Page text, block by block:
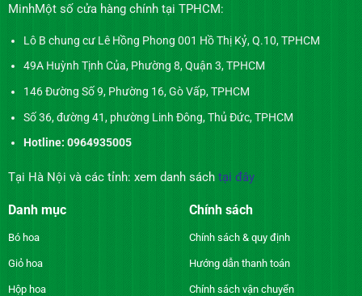
MinhMột số cửa hàng chính tại TPHCM:
Lô B chung cư Lê Hồng Phong 001 Hồ Thị Kỷ, Q.10, TPHCM
49A Huỳnh Tịnh Của, Phường 8, Quận 3, TPHCM
146 Đường Số 9, Phường 16, Gò Vấp, TPHCM
Số 36, đường 41, phường Linh Đông, Thủ Đức, TPHCM
Hotline: 0964935005
Tại Hà Nội và các tỉnh: xem danh sách tại đây
Danh mục
Bó hoa
Giỏ hoa
Hộp hoa
Chính sách
Chính sách & quy định
Hướng dẫn thanh toán
Chính sách vận chuyển